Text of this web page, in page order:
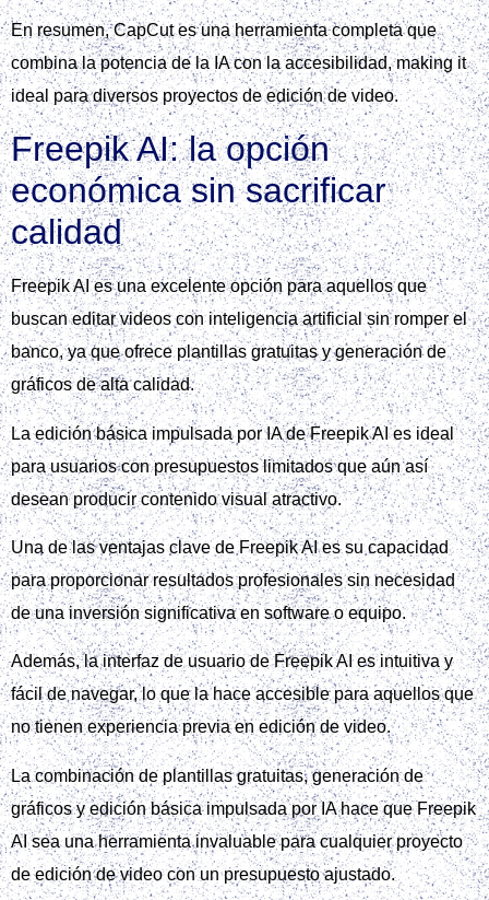
En resumen, CapCut es una herramienta completa que
combina la potencia de la IA con la accesibilidad, making it
ideal para diversos proyectos de edición de video.
Freepik AI: la opción
económica sin sacrificar
calidad
Freepik AI es una excelente opción para aquellos que
buscan editar videos con inteligencia artificial sin romper el
banco, ya que ofrece plantillas gratuitas y generación de
gráficos de alta calidad.
La edición básica impulsada por IA de Freepik AI es ideal
para usuarios con presupuestos limitados que aún así
desean producir contenido visual atractivo.
Una de las ventajas clave de Freepik AI es su capacidad
para proporcionar resultados profesionales sin necesidad
de una inversión significativa en software o equipo.
Además, la interfaz de usuario de Freepik AI es intuitiva y
fácil de navegar, lo que la hace accesible para aquellos que
no tienen experiencia previa en edición de video.
La combinación de plantillas gratuitas, generación de
gráficos y edición básica impulsada por IA hace que Freepik
AI sea una herramienta invaluable para cualquier proyecto
de edición de video con un presupuesto ajustado.